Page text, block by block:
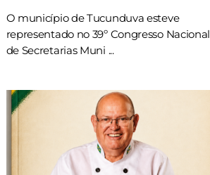
O município de Tucunduva esteve
representado no 39º Congresso Nacional
de Secretarias Muni ...